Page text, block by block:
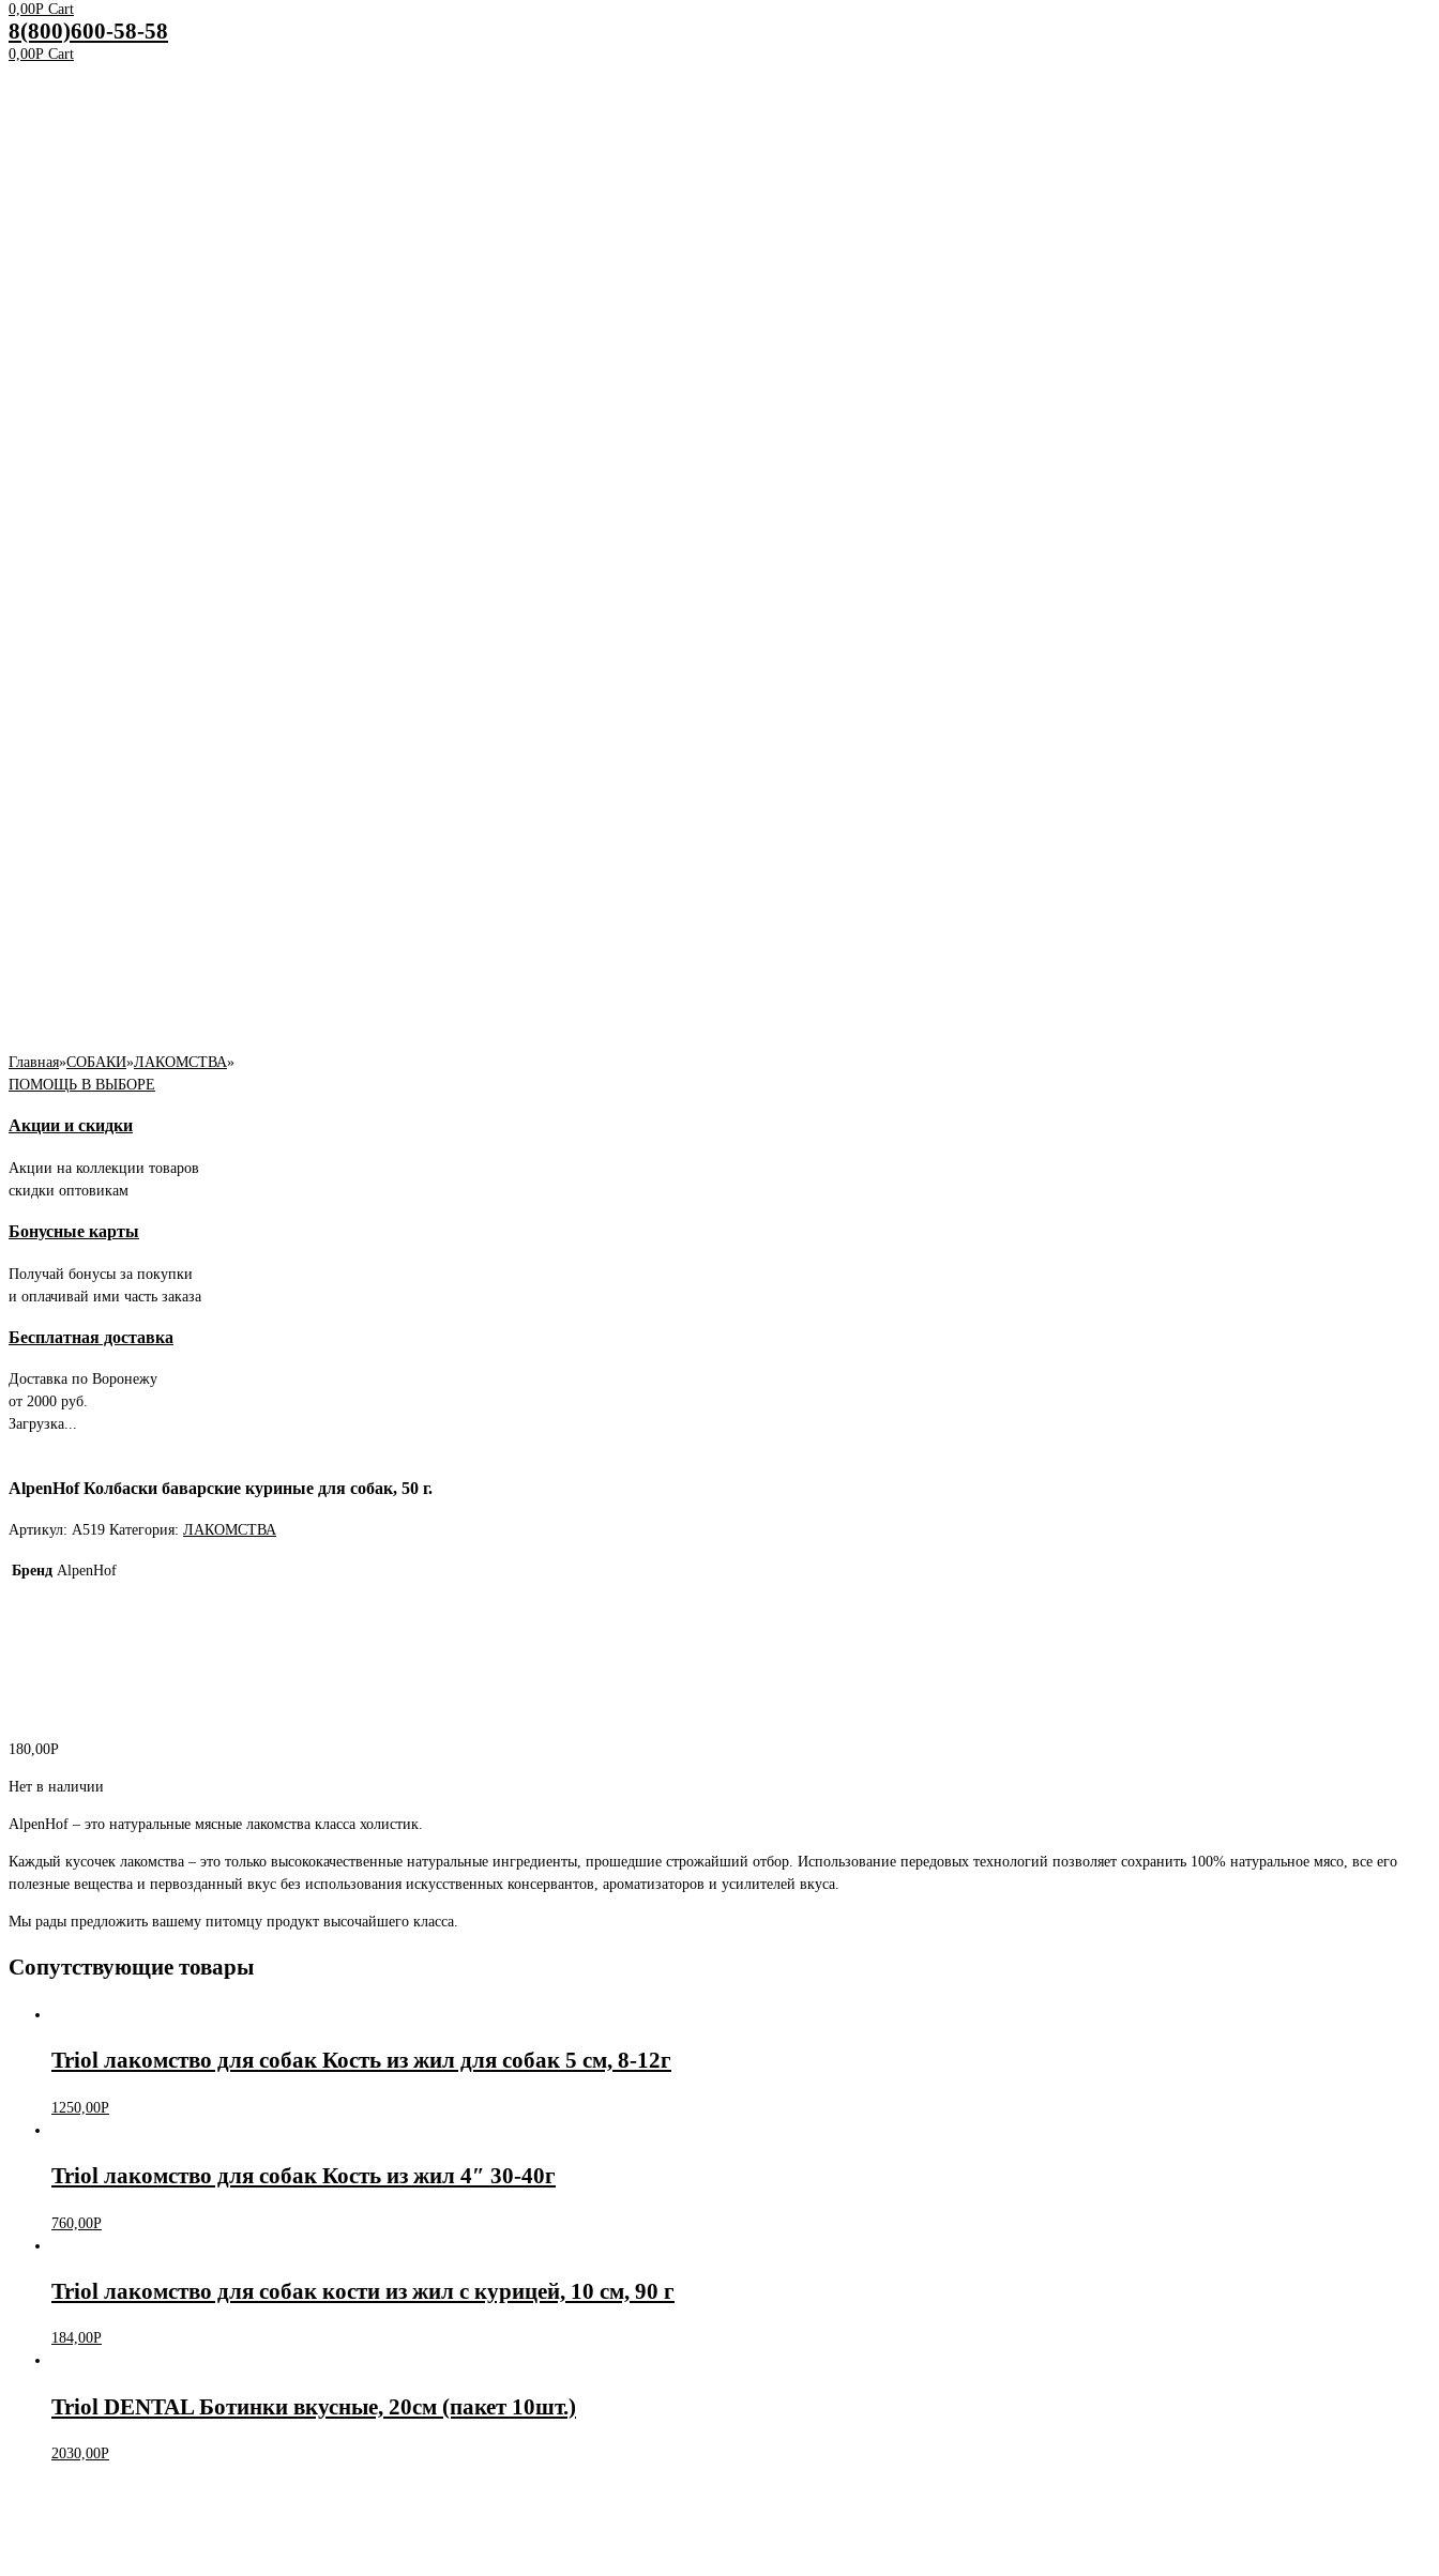
0,00Р Cart
8(800)600-58-58
0,00Р Cart
Главная»СОБАКИ»ЛАКОМСТВА»
ПОМОЩЬ В ВЫБОРЕ
Акции и скидки
Акции на коллекции товаров
скидки оптовикам
Бонусные карты
Получай бонусы за покупки
и оплачивай ими часть заказа
Бесплатная доставка
Доставка по Воронежу
от 2000 руб.
Загрузка...
AlpenHof Колбаски баварские куриные для собак, 50 г.
Артикул: A519 Категория: ЛАКОМСТВА
Бренд AlpenHof
180,00Р
Нет в наличии
AlpenHof – это натуральные мясные лакомства класса холистик.
Каждый кусочек лакомства – это только высококачественные натуральные ингредиенты, прошедшие строжайший отбор. Использование передовых технологий позволяет сохранить 100% натуральное мясо, все его
полезные вещества и первозданный вкус без использования искусственных консервантов, ароматизаторов и усилителей вкуса.
Мы рады предложить вашему питомцу продукт высочайшего класса.
Сопутствующие товары
Triol лакомство для собак Кость из жил для собак 5 см, 8-12г
1250,00Р
Triol лакомство для собак Кость из жил 4″ 30-40г
760,00Р
Triol лакомство для собак кости из жил с курицей, 10 см, 90 г
184,00Р
Triol DENTAL Ботинки вкусные, 20см (пакет 10шт.)
2030,00Р